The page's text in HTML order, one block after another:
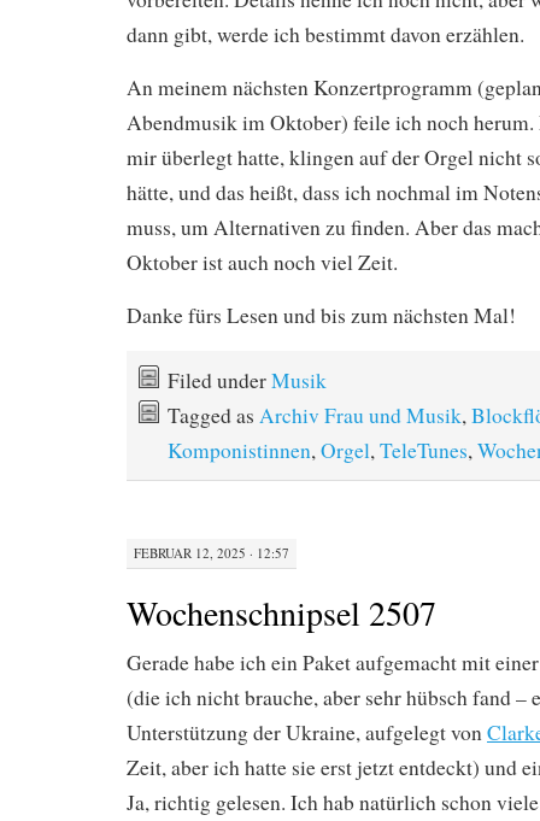
dann gibt, werde ich bestimmt davon erzählen.
An meinem nächsten Konzertprogramm
Abendmusik im Oktober) feile ich noch
mir überlegt hatte, klingen auf der Orgel nicht
hätte, und das heißt, dass ich nochmal im
muss, um Alternativen zu finden. Aber das
Oktober ist auch noch viel Zeit.
Danke fürs Lesen und bis zum nächsten Mal!
Filed underMusik
Tagged as Archiv Frau und Musik,
Komponistinnen,Orgel,TeleTunes,
FEBRUAR 12, 2025 · 12:57
Wochenschnipsel 2507
Gerade habe ich ein Paket aufgemacht mit
(die ich nicht brauche, aber sehr hübsch fand –
Unterstützung der Ukraine, aufgelegt von
Zeit, aber ich hatte sie erst jetzt entdeckt) und
Ja, richtig gelesen. Ich hab natürlich schon